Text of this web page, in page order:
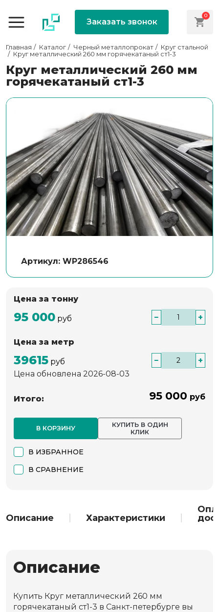
Заказать звонок
0
Главная Каталог Черный металлопрокат
Круг стальной
Круг металлический 260 мм горячекатаный ст1-3
Круг металлический 260 мм
горячекатаный ст1-3
Артикул: WP286546
Цена за тонну
95 000 руб − +
Цена за метр
39615 руб −
+
Цена обновлена 2026-08-03
Итого: 95 000 руб
В КОРЗИНУ
КУПИТЬ В ОДИН
КЛИК
В ИЗБРАННОЕ
В СРАВНЕНИЕ
Описание Характеристики
Описание
Купить Круг металлический 260 мм
горячекатаный ст1-3 в Санкт-петербурге вы